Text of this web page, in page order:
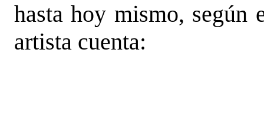
hasta hoy mismo, según
artista cuenta: